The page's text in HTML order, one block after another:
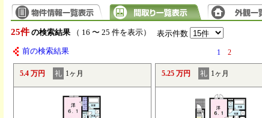
25件 の検索結果（ 16 〜 25 件を表示） 表示件数
前の検索結果 1 2
5.4 万円 礼 1ヶ月 5.25 万円 礼 1ヶ月